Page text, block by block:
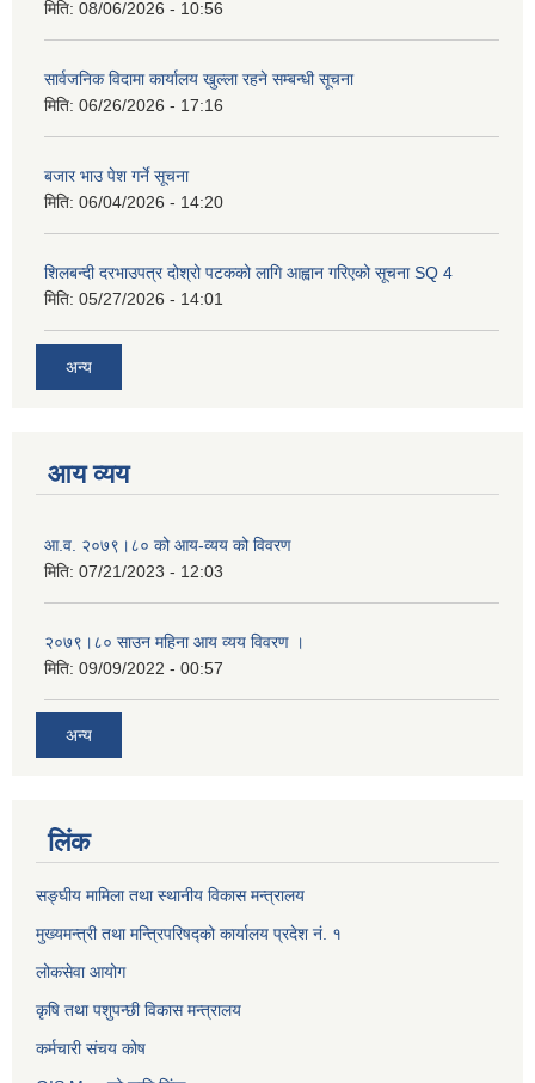
मिति: 08/06/2026 - 10:56
सार्वजनिक विदामा कार्यालय खुल्ला रहने सम्बन्धी सूचना
मिति: 06/26/2026 - 17:16
बजार भाउ पेश गर्ने सूचना
मिति: 06/04/2026 - 14:20
शिलबन्दी दरभाउपत्र दोश्रो पटकको लागि आह्वान गरिएको सूचना SQ 4
मिति: 05/27/2026 - 14:01
अन्य
आय व्यय
आ.व. २०७९।८० को आय-व्यय को विवरण
मिति: 07/21/2023 - 12:03
२०७९।८० साउन महिना आय व्यय विवरण ।
मिति: 09/09/2022 - 00:57
अन्य
लिंक
सङ्घीय मामिला तथा स्थानीय विकास मन्त्रालय
मुख्यमन्त्री तथा मन्त्रिपरिषद्को कार्यालय प्रदेश नं. १
लोकसेवा आयोग ​​​​
कृषि तथा पशुपन्छी विकास मन्त्रालय
कर्मचारी संचय कोष